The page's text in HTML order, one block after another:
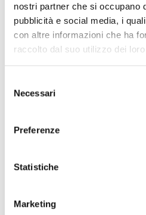
nostri partner che si occupano
pubblicità e social media, i
con altre informazioni che ha
raccolto dal suo utilizzo dei loro
delNecessari
Preferenze
Statistiche
Marketing
1712 mm
Larghezza macchina
225 kg